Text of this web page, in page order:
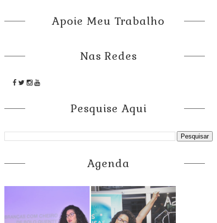
Apoie Meu Trabalho
Nas Redes
Pesquise Aqui
Agenda